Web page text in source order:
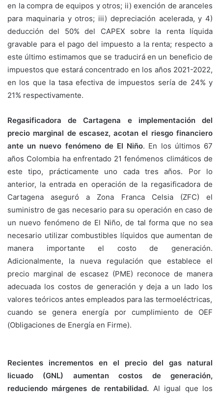
en la compra de equipos y otros; ii) exención de aranceles
para maquinaria y otros; iii) depreciación acelerada, y 4)
deducción del 50% del CAPEX sobre la renta líquida
gravable para el pago del impuesto a la renta; respecto a
este último estimamos que se traducirá en un beneficio de
impuestos que estará concentrado en los años 2021-2022,
en los que la tasa efectiva de impuestos sería de 24% y
21% respectivamente.
Regasificadora de Cartagena e implementación del
precio marginal de escasez, acotan el riesgo financiero
ante un nuevo fenómeno de El Niño. En los últimos 67
años Colombia ha enfrentado 21 fenómenos climáticos de
este tipo, prácticamente uno cada tres años. Por lo
anterior, la entrada en operación de la regasificadora de
Cartagena aseguró a Zona Franca Celsia (ZFC) el
suministro de gas necesario para su operación en caso de
un nuevo fenómeno de El Niño, de tal forma que no sea
necesario utilizar combustibles líquidos que aumentan de
manera importante el costo de generación.
Adicionalmente, la nueva regulación que establece el
precio marginal de escasez (PME) reconoce de manera
adecuada los costos de generación y deja a un lado los
valores teóricos antes empleados para las termoeléctricas,
cuando se genera energía por cumplimiento de OEF
(Obligaciones de Energía en Firme).
Recientes incrementos en el precio del gas natural
licuado (GNL) aumentan costos de generación,
reduciendo márgenes de rentabilidad. Al igual que los